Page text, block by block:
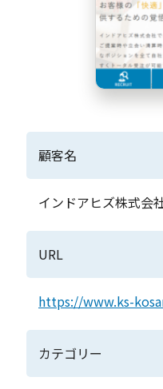
顧客名
インドアヒズ株式
URL
https://www.ks-
カテゴリー